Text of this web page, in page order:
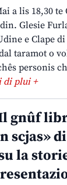
a lis 18,30 te
Glesie
e Clape
taramot o
personis
di plui +
gnûf
scjas»
la